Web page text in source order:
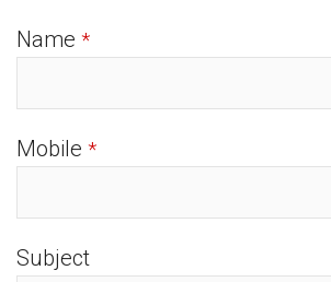
Name *
Mobile *
Subject